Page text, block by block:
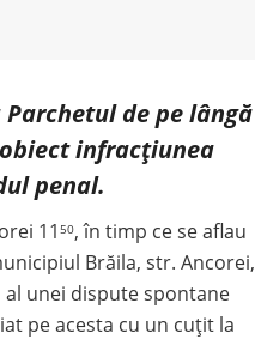
de pe lângă
infracţiunea
penal.
11 50, în timp ce se aflau
Brăila, str. Ancorei,
unei dispute spontane
pe acesta cu un cuţit la